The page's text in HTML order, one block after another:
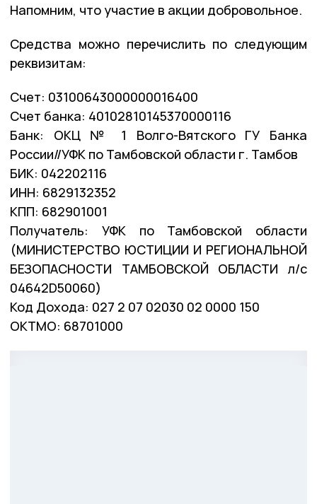
Напомним, что участие в акции добровольное.
Средства можно перечислить по следующим
реквизитам:
Счет: 03100643000000016400
Счет банка: 40102810145370000116
Банк: ОКЦ № 1 Волго-Вятского ГУ Банка
России//УФК по Тамбовской области г. Тамбов
БИК: 042202116
ИНН: 6829132352
КПП: 682901001
Получатель: УФК по Тамбовской области
(МИНИСТЕРСТВО ЮСТИЦИИ И РЕГИОНАЛЬНОЙ
БЕЗОПАСНОСТИ ТАМБОВСКОЙ ОБЛАСТИ л/с
04642D50060)
Код Дохода: 027 2 07 02030 02 0000 150
ОКТМО: 68701000